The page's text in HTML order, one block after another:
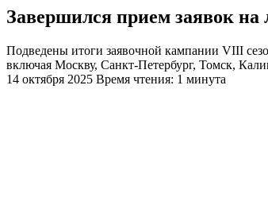
Завершился прием заявок на
Подведены итоги заявочной кампании VIII
включая Москву, Санкт-Петербург, Томск,
14 октября 2025 Время чтения: 1 минута